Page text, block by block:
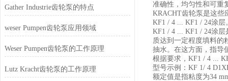
Gather Industrie齿轮泵的特点
weser Pumpen齿轮泵应用领域
Weser Pumpen齿轮泵的工作原理
Lutz Kracht齿轮泵的工作原理
准确性，均匀性和可重
KRACHT齿轮泵是这些
KF1 / 4 ... KF1 / 24涂层
KF1 / 4 ... KF1 / 24涂
质达到一定程度填料的
抽水。在这方面，指导
根据要求，KF1 / 4 ...
型号示例：KF 1/ 4
额定值是指粘度为34